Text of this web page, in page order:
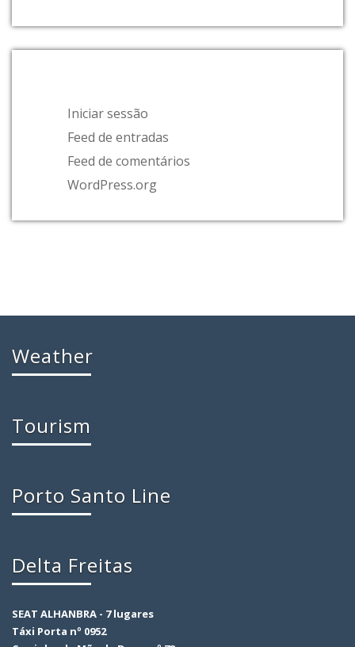
Iniciar sessão
Feed de entradas
Feed de comentários
WordPress.org
Weather
Tourism
Porto Santo Line
Delta Freitas
SEAT ALHANBRA - 7 lugares
Táxi Porta nº 0952